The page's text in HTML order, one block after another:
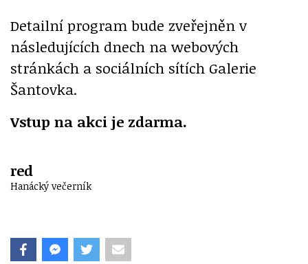
Detailní program bude zveřejněn v
následujících dnech na webových
stránkách a sociálních sítích Galerie
Šantovka.
Vstup na akci je zdarma.
red
Hanácký večerník